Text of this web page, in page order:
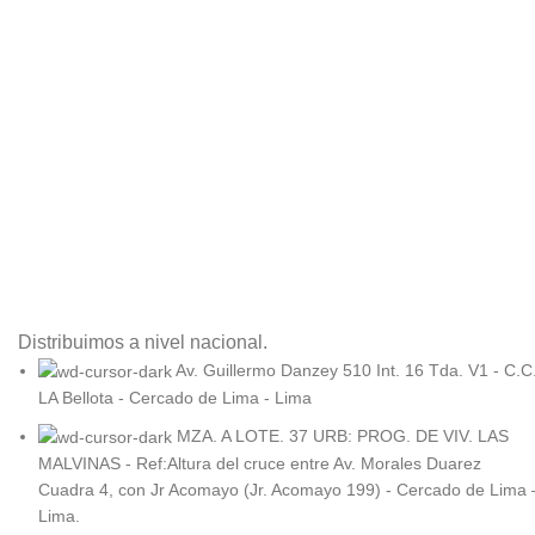
Distribuimos a nivel nacional.
Av. Guillermo Danzey 510 Int. 16 Tda. V1 -
LA Bellota - Cercado de Lima - Lima
MZA. A LOTE. 37 URB: PROG. DE VIV. LAS
MALVINAS - Ref:Altura del cruce entre Av. Morales Duarez
Cuadra 4, con Jr Acomayo (Jr. Acomayo 199) - Cercado de Lima
Lima.